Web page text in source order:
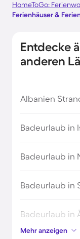
HomeToGo:
Ferienhäuser &
Entdecke
anderen
Albanien
Badeurlaub in
Badeurlaub in
Badeurlaub in
Badeurlaub in
Mehr anzeigen